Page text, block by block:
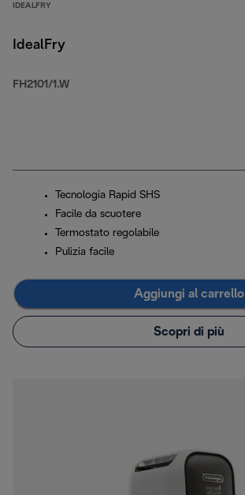
IDEALFRY
IdealFry
FH2101/1.W
Tecnologia Rapid SHS
Facile da scuotere
Termostato regolabile
Pulizia facile
Aggiungi al carrello
Scopri di più